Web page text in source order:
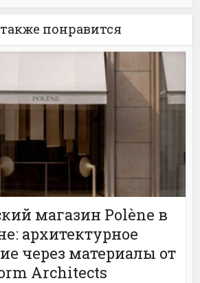
понравится
магазин Polène в
архитектурное
через материалы от
Architects